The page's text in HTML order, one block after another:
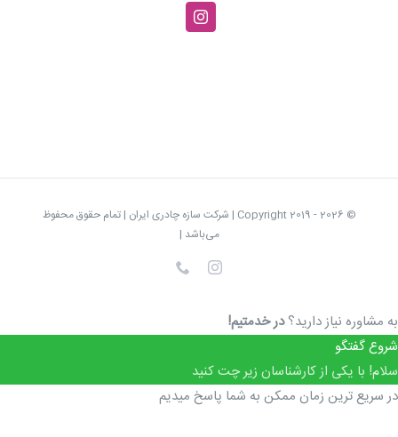
© Copyright 2019 -
2026 | شرکت سازه چادری ایران | تمام حقوق محفوظ
می‌باشد |
Instagram
تلفن
به مشاوره نیاز دارید؟در خدمتیم!
شروع گفتگو
سلام! با یکی از کارشناسان زیر چت کنید
در سریع ترین زمان ممکن به شما پاسخ میدیم